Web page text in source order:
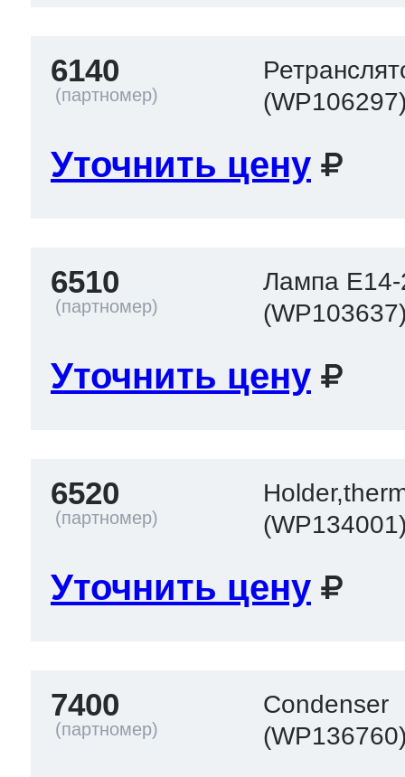
6140
Уточнить цену
6510
Лампа
Уточнить цену
6520
Уточнить цену
7400
Condenser